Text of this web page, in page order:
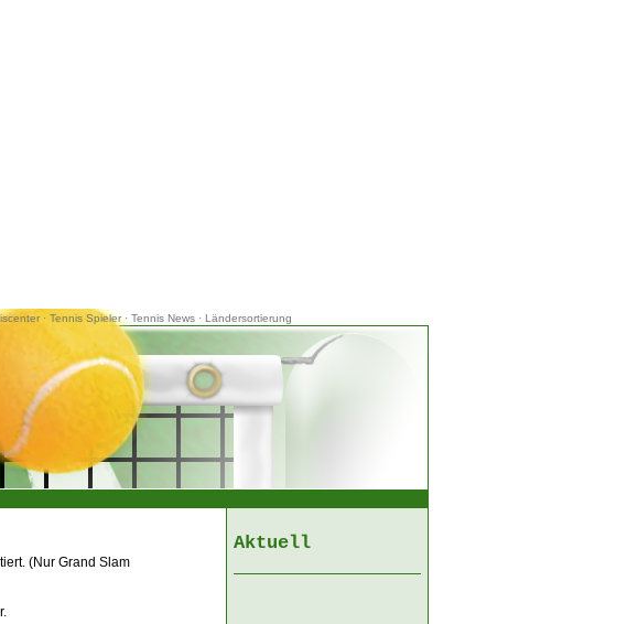
· Tennis Spieler· Tennis News· Ländersortierung
(Nur Grand Slam
Aktuell